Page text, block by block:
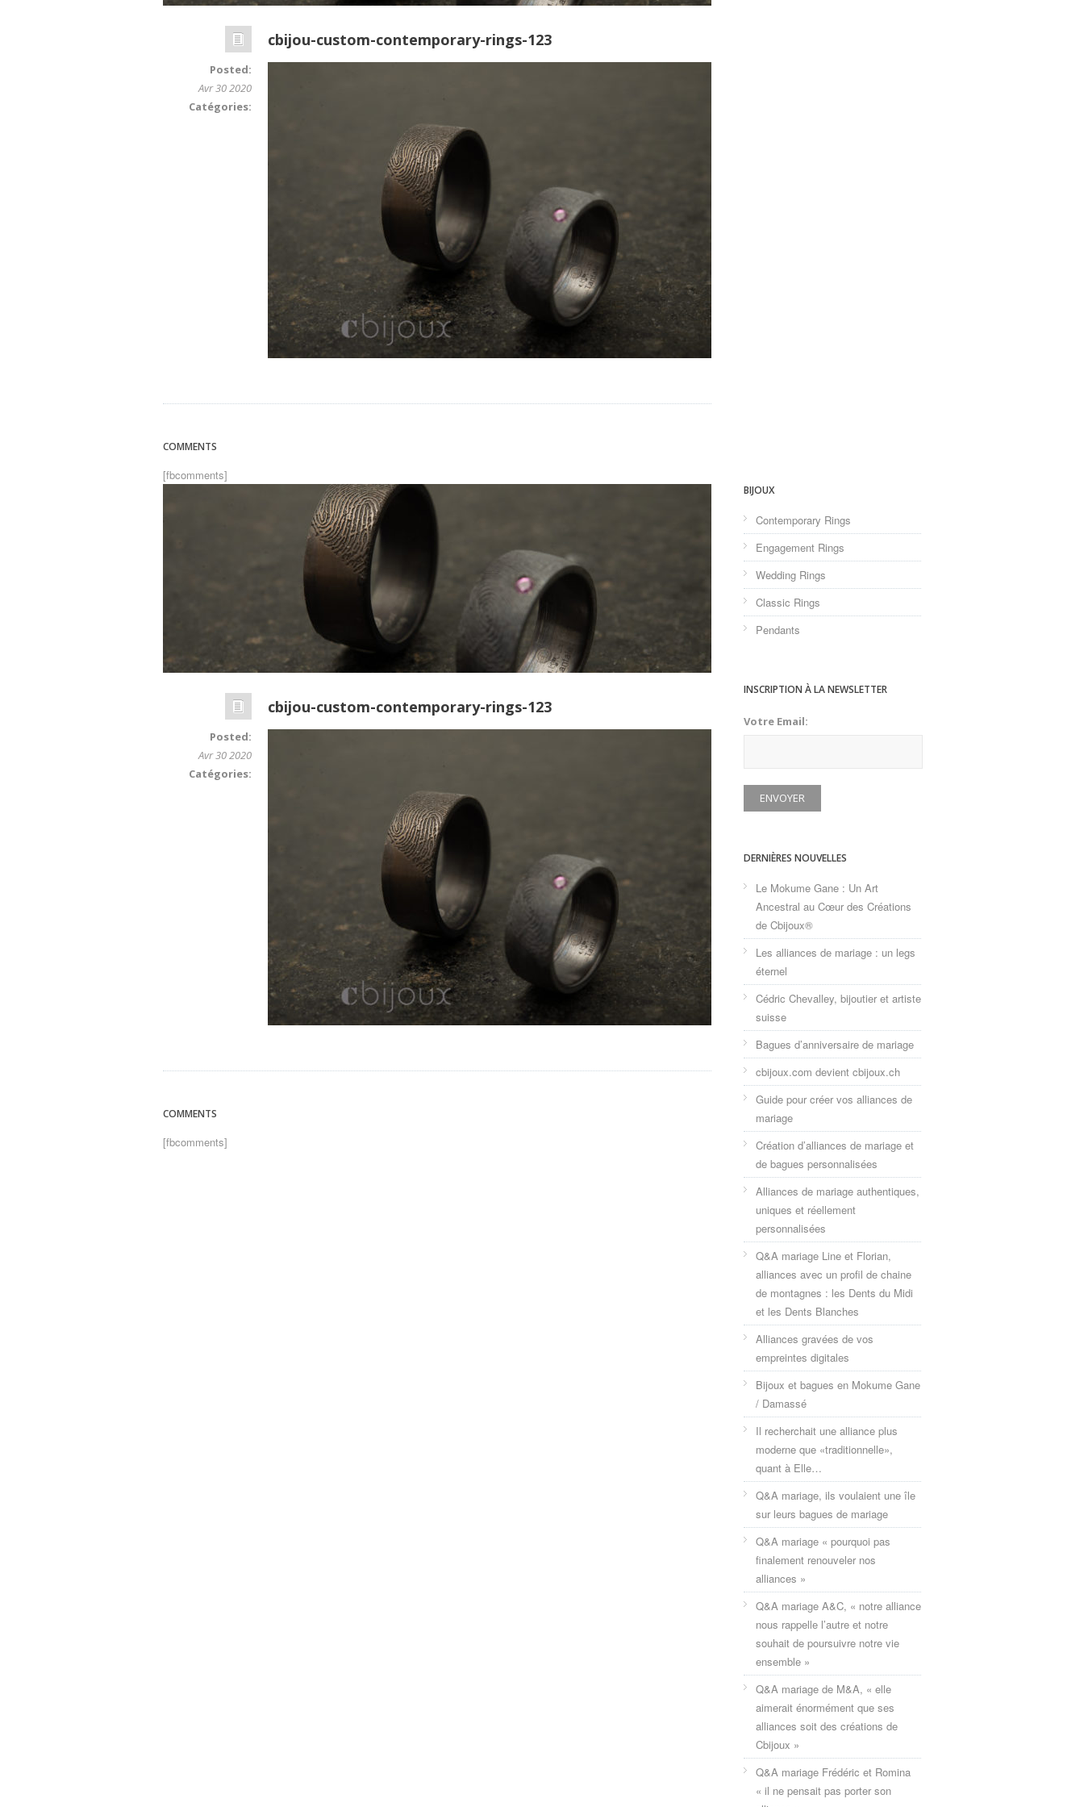
cbijou-custom-contemporary-rings-123
Posted:
Avr 30 2020
Catégories:
COMMENTS
[fbcomments]
cbijou-custom-contemporary-rings-123
Posted:
Avr 30 2020
Catégories:
COMMENTS
[fbcomments]
BIJOUX
Contemporary Rings
Engagement Rings
Wedding Rings
Classic Rings
Pendants
INSCRIPTION À LA NEWSLETTER
Votre Email:
DERNIÈRES NOUVELLES
Le Mokume Gane : Un Art
Ancestral au Cœur des Créations
de Cbijoux®
Les alliances de mariage : un legs
éternel
Cédric Chevalley, bijoutier et artiste
suisse
Bagues d’anniversaire de mariage
cbijoux.com devient cbijoux.ch
Guide pour créer vos alliances de
mariage
Création d’alliances de mariage et
de bagues personnalisées
Alliances de mariage authentiques,
uniques et réellement
personnalisées
Q&A mariage Line et Florian,
alliances avec un profil de chaine
de montagnes : les Dents du Midi
et les Dents Blanches
Alliances gravées de vos
empreintes digitales
Bijoux et bagues en Mokume Gane
/ Damassé
Il recherchait une alliance plus
moderne que «traditionnelle»,
quant à Elle…
Q&A mariage, ils voulaient une île
sur leurs bagues de mariage
Q&A mariage « pourquoi pas
finalement renouveler nos
alliances »
Q&A mariage A&C, « notre alliance
nous rappelle l’autre et notre
souhait de poursuivre notre vie
ensemble »
Q&A mariage de M&A, « elle
aimerait énormément que ses
alliances soit des créations de
Cbijoux »
Q&A mariage Frédéric et Romina
« il ne pensait pas porter son